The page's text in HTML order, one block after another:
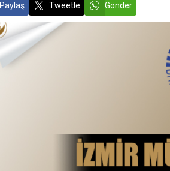
Paylaş Tweetle Gönder